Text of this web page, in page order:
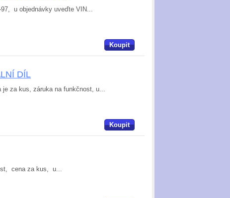
u objednávky uveďte VIN...
Koupit
DÍL
za kus, záruka na funkčnost, u...
Koupit
cena za kus, u...